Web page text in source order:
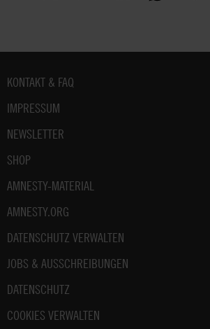
Fußbereich
KONTAKT & FAQ
IMPRESSUM
NEWSLETTER
SHOP
AMNESTY-MATERIAL
AMNESTY.ORG
DATENSCHUTZ VERWALTEN
JOBS & AUSSCHREIBUNGEN
DATENSCHUTZ
COOKIES VERWALTEN